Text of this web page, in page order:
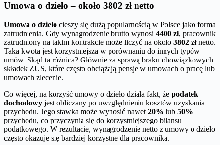
Umowa o dzieło – około 3802 zł netto
Umowa o dzieło cieszy się dużą popularnością w Polsce jako forma
zatrudnienia. Gdy wynagrodzenie brutto wynosi 4400 zł, pracownik
zatrudniony na takim kontrakcie może liczyć na około 3802 złnetto.
Taka kwota jest korzystniejsza w porównaniu do innych typów
umów. Skąd ta różnica? Głównie za sprawą braku obowiązkowych
składek ZUS, które często obciążają pensje w umowach o pracę lub
umowach zlecenie.
Co więcej, na korzyść umowy o dzieło działa fakt, że podatek
dochodowy jest obliczany po uwzględnieniu kosztów uzyskania
przychodu. Jego stawka może wynosić nawet 20% lub 50%
przychodu, co przyczynia się do korzystniejszego bilansu
podatkowego. W rezultacie, wynagrodzenie netto z umowy o dzieło
często okazuje się bardziej korzystne dla pracownika.